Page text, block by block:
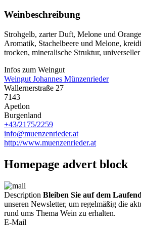
Weinbeschreibung
Strohgelb, zarter Duft, Melone und
Aromatik, Stachelbeere und Melone,
trocken, mineralische Struktur, universeller
Infos zum Weingut
Weingut Johannes Münzenrieder
Wallernerstraße 27
7143
Apetlon
Burgenland
+43/2175/2259
info@muenzenrieder.at
http://www.muenzenrieder.at
Homepage advert block
Description Bleiben Sie auf dem
unseren Newsletter, um regelmäßig die
rund ums Thema Wein zu erhalten.
E-Mail